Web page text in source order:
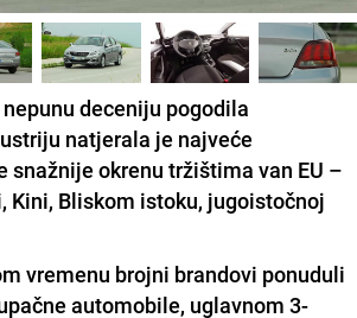
deceniju pogodila
natjerala je najveće
snažnije okrenu tržištima van EU –
Kini, Bliskom istoku, jugoistočnoj
vremenu brojni brandovi ponuduli
automobile, uglavnom 3-